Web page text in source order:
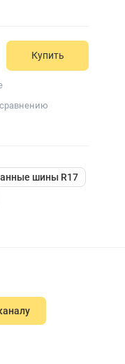
Купить
шины R17